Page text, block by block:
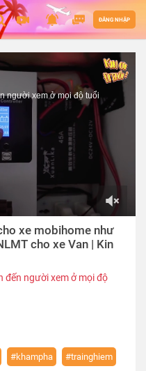
ĐĂNG NHẬP
người xem ở mọi độ tuổi
xe mobihome như
cho xe Van | Kin
đến người xem ở mọi độ
#khampha #trainghiem